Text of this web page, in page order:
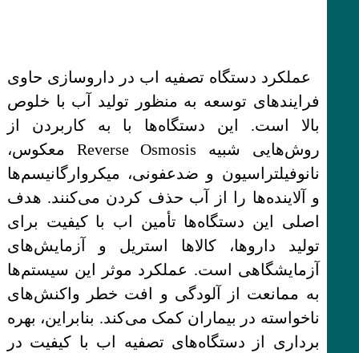
عملکرد دستگاه تصفیه اب در داروسازی حاوی
فرایندهای توسعه به منظور تولید آب با خلوص
بالا است. این دستگاه‌ها با به کاربردن از
روش‌هایی شبیه Reverse Osmosis معکوس،
نانوفیلتراسیون و ضدعفونی، میکروارگانیسم‌ها
و آلاینده‌ها را از آب حذف کردن می‌کنند. هدف
اصلی این دستگاه‌ها تأمین اب با کیفیت برای
تولید داروها، کالاها استریل و آزمایش‌های
آزمایشگاهی است. عملکرد موثر این سیستم‌ها
به ممانعت از آلودگی و افت خطر واکنش‌های
ناخواسته در بیماران کمک می‌کند. بنابراین، بهره
برداری از دستگاه‌های تصفیه اب با کیفیت در